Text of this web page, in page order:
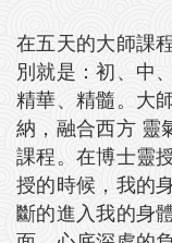
在五天的大師課
別就是：初、中
精華、精髓。大
納，融合西方 靈
課程。在博士靈
授的時候，我的
斷的進入我的身